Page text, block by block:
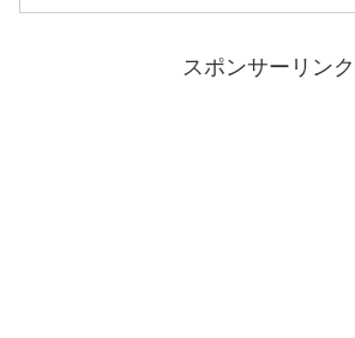
スポンサーリンク